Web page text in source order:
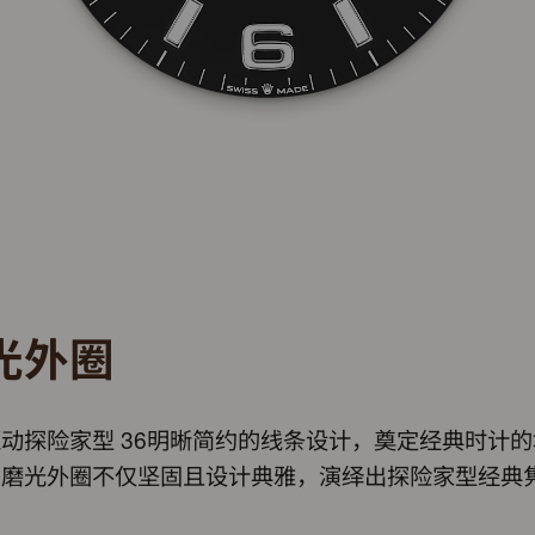
外圈
探险家型 36明晰简约的线条设计，奠定经典时计的
光外圈不仅坚固且设计典雅，演绎出探险家型经典